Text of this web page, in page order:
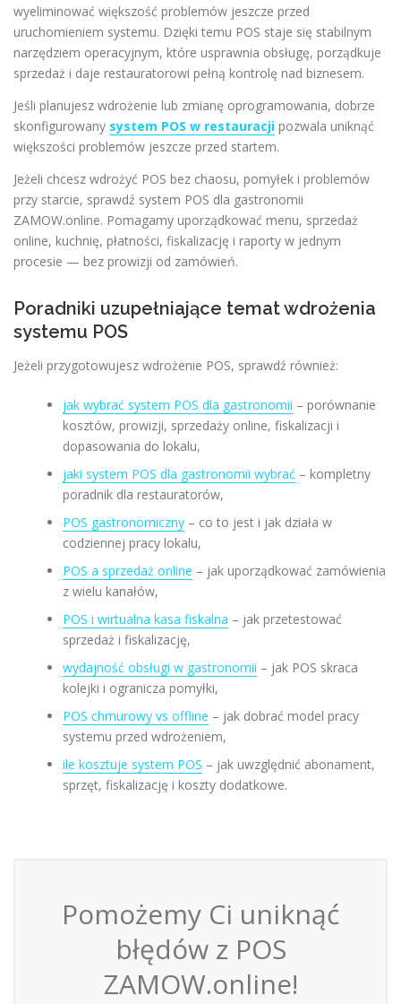
wyeliminować większość problemów jeszcze przed
uruchomieniem systemu. Dzięki temu POS staje się stabilnym
narzędziem operacyjnym, które usprawnia obsługę, porządkuje
sprzedaż i daje restauratorowi pełną kontrolę nad biznesem.
Jeśli planujesz wdrożenie lub zmianę oprogramowania, dobrze
skonfigurowany system POS w restauracji pozwala uniknąć
większości problemów jeszcze przed startem.
Jeżeli chcesz wdrożyć POS bez chaosu, pomyłek i problemów
przy starcie, sprawdź system POS dla gastronomii
ZAMOW.online. Pomagamy uporządkować menu, sprzedaż
online, kuchnię, płatności, fiskalizację i raporty w jednym
procesie — bez prowizji od zamówień.
Poradniki uzupełniające temat wdrożenia
systemu POS
Jeżeli przygotowujesz wdrożenie POS, sprawdź również:
jak wybrać system POS dla gastronomii – porównanie
kosztów, prowizji, sprzedaży online, fiskalizacji i
dopasowania do lokalu,
jaki system POS dla gastronomii wybrać – kompletny
poradnik dla restauratorów,
POS gastronomiczny – co to jest i jak działa w
codziennej pracy lokalu,
POS a sprzedaż online – jak uporządkować zamówienia
z wielu kanałów,
POS i wirtualna kasa fiskalna – jak przetestować
sprzedaż i fiskalizację,
wydajność obsługi w gastronomii – jak POS skraca
kolejki i ogranicza pomyłki,
POS chmurowy vs offline – jak dobrać model pracy
systemu przed wdrożeniem,
ile kosztuje system POS – jak uwzględnić abonament,
sprzęt, fiskalizację i koszty dodatkowe.
Pomożemy Ci uniknąć
błędów z POS
ZAMOW.online!